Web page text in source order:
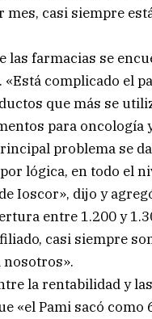
casi siempre
las farmacias se
complicado el
que más se
para oncología
problema se
lógica, en todo el
Ioscor», dijo y
entre 1.200 y
casi siempre
nosotros».
la rentabilidad y
«el Pami sacó como